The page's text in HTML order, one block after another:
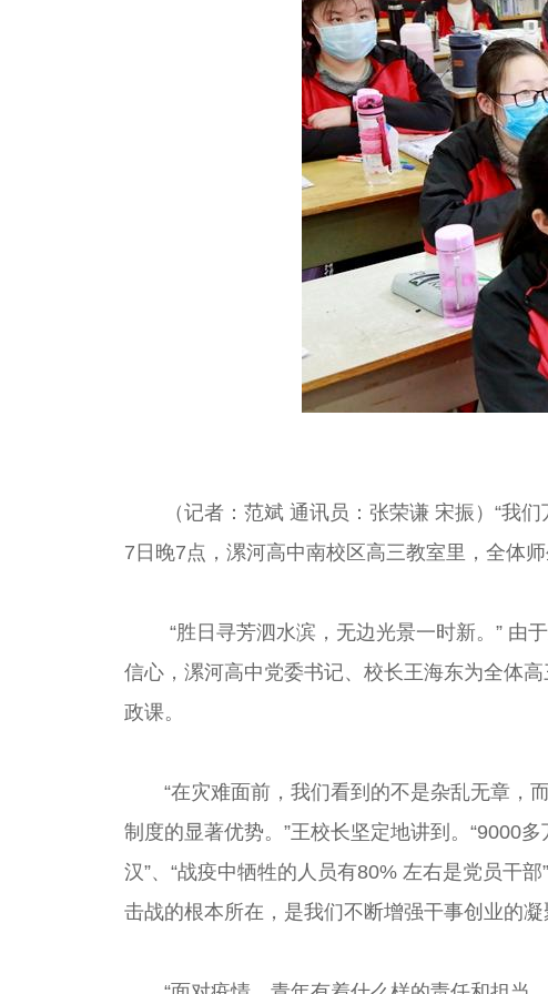
（记者：范斌 通讯员：张荣谦 宋振）“我
7日晚7点，漯河高中南校区高三教室里，全体
“胜日寻芳泗水滨，无边光景一时新。” 由
信心，漯河高中党委书记、校长王海东为全体
政课。
“在灾难面前，我们看到的不是杂乱无章，
制度的显著优势。”王校长坚定地讲到。“9000
汉”、“战疫中牺牲的人员有80% 左右是党员干
击战的根本所在，是我们不断增强干事创业的